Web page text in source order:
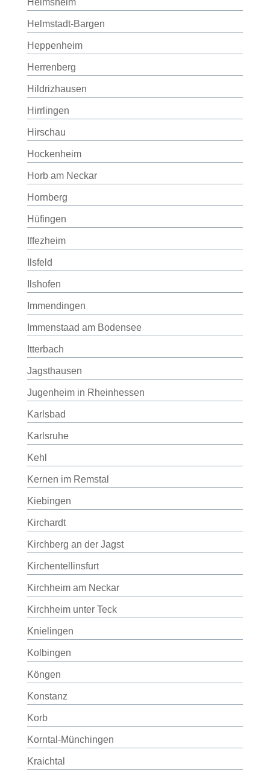
Heimsheim
Helmstadt-Bargen
Heppenheim
Herrenberg
Hildrizhausen
Hirrlingen
Hirschau
Hockenheim
Horb am Neckar
Hornberg
Hüfingen
Iffezheim
Ilsfeld
Ilshofen
Immendingen
Immenstaad am Bodensee
Itterbach
Jagsthausen
Jugenheim in Rheinhessen
Karlsbad
Karlsruhe
Kehl
Kernen im Remstal
Kiebingen
Kirchardt
Kirchberg an der Jagst
Kirchentellinsfurt
Kirchheim am Neckar
Kirchheim unter Teck
Knielingen
Kolbingen
Köngen
Konstanz
Korb
Korntal-Münchingen
Kraichtal